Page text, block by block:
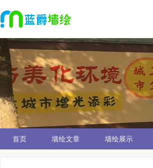
首页 墙绘文章 墙绘展示